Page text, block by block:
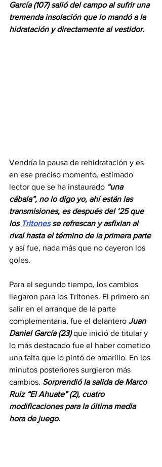
García (107) salió del campo al sufrir una
tremenda insolación que lo mandó a la
hidratación y directamente al vestidor.
Vendría la pausa de rehidratación y es
en ese preciso momento, estimado
lector que se ha instaurado “una
cábala”, no lo digo yo, ahí están las
transmisiones, es después del ‘25 que
los Tritones se refrescan y asfixian al
rival hasta el término de la primera parte
y así fue, nada más que no cayeron los
goles.
Para el segundo tiempo, los cambios
llegaron para los Tritones. El primero en
salir en el arranque de la parte
complementaria, fue el delantero Juan
Daniel García (23) que inició de titular y
lo más destacado fue el haber cometido
una falta que lo pintó de amarillo. En los
minutos posteriores surgieron más
cambios. Sorprendió la salida de Marco
Ruiz “El Ahuate” (2), cuatro
modificaciones para la última media
hora de juego.